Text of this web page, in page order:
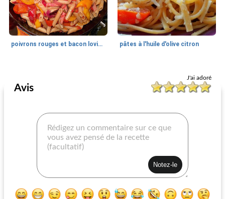
poivrons rouges et bacon lovinandrsquo; Pâtes pâtes à l'huile d'olive citron
J'ai adoré
Avis